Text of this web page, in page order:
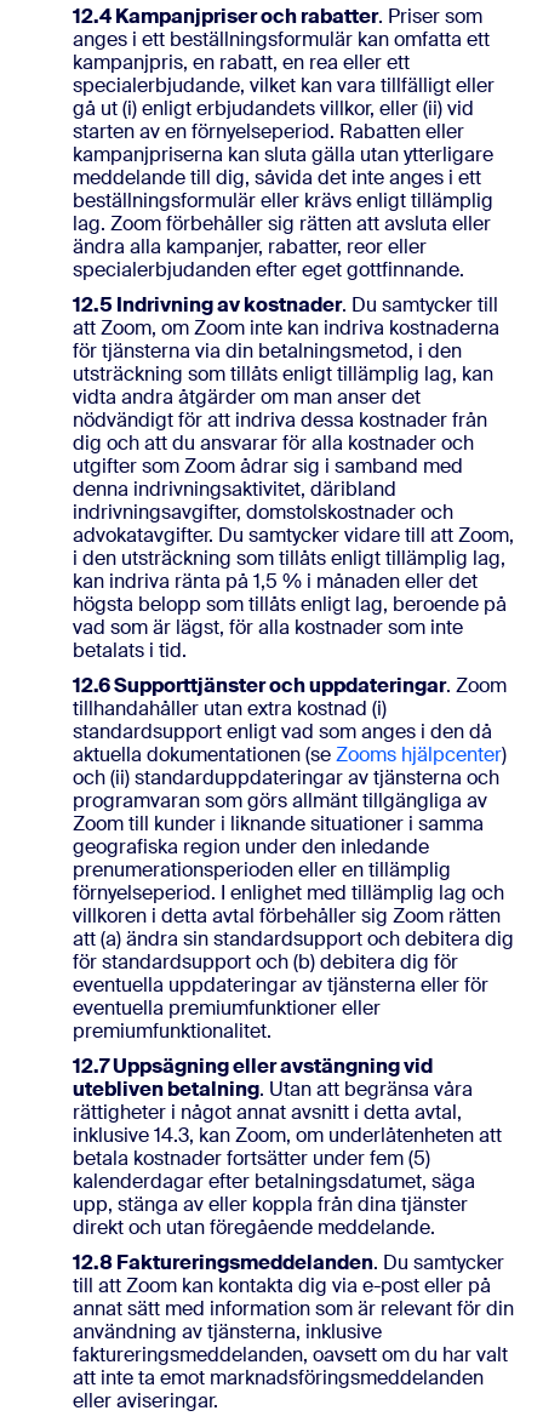
12.4 Kampanjpriser och rabatter. Priser som
anges i ett beställningsformulär kan omfatta ett
kampanjpris, en rabatt, en rea eller ett
specialerbjudande, vilket kan vara tillfälligt eller
gå ut (i) enligt erbjudandets villkor, eller (ii) vid
starten av en förnyelseperiod. Rabatten eller
kampanjpriserna kan sluta gälla utan ytterligare
meddelande till dig, såvida det inte anges i ett
beställningsformulär eller krävs enligt tillämplig
lag. Zoom förbehåller sig rätten att avsluta eller
ändra alla kampanjer, rabatter, reor eller
specialerbjudanden efter eget gottfinnande.
12.5 Indrivning av kostnader. Du samtycker till
att Zoom, om Zoom inte kan indriva kostnaderna
för tjänsterna via din betalningsmetod, i den
utsträckning som tillåts enligt tillämplig lag, kan
vidta andra åtgärder om man anser det
nödvändigt för att indriva dessa kostnader från
dig och att du ansvarar för alla kostnader och
utgifter som Zoom ådrar sig i samband med
denna indrivningsaktivitet, däribland
indrivningsavgifter, domstolskostnader och
advokatavgifter. Du samtycker vidare till att Zoom,
i den utsträckning som tillåts enligt tillämplig lag,
kan indriva ränta på 1,5 % i månaden eller det
högsta belopp som tillåts enligt lag, beroende på
vad som är lägst, för alla kostnader som inte
betalats i tid.
12.6 Supporttjänster och uppdateringar. Zoom
tillhandahåller utan extra kostnad (i)
standardsupport enligt vad som anges i den då
aktuella dokumentationen (seZooms hjälpcenter)
och (ii) standarduppdateringar av tjänsterna och
programvaran som görs allmänt tillgängliga av
Zoom till kunder i liknande situationer i samma
geografiska region under den inledande
prenumerationsperioden eller en tillämplig
förnyelseperiod. I enlighet med tillämplig lag och
villkoren i detta avtal förbehåller sig Zoom rätten
att (a) ändra sin standardsupport och debitera dig
för standardsupport och (b) debitera dig för
eventuella uppdateringar av tjänsterna eller för
eventuella premiumfunktioner eller
premiumfunktionalitet.
12.7 Uppsägning eller avstängning vid
utebliven betalning. Utan att begränsa våra
rättigheter i något annat avsnitt i detta avtal,
inklusive 14.3, kan Zoom, om underlåtenheten att
betala kostnader fortsätter under fem (5)
kalenderdagar efter betalningsdatumet, säga
upp, stänga av eller koppla från dina tjänster
direkt och utan föregående meddelande.
12.8 Faktureringsmeddelanden. Du samtycker
till att Zoom kan kontakta dig via e-post eller på
annat sätt med information som är relevant för din
användning av tjänsterna, inklusive
faktureringsmeddelanden, oavsett om du har valt
att inte ta emot marknadsföringsmeddelanden
eller aviseringar.